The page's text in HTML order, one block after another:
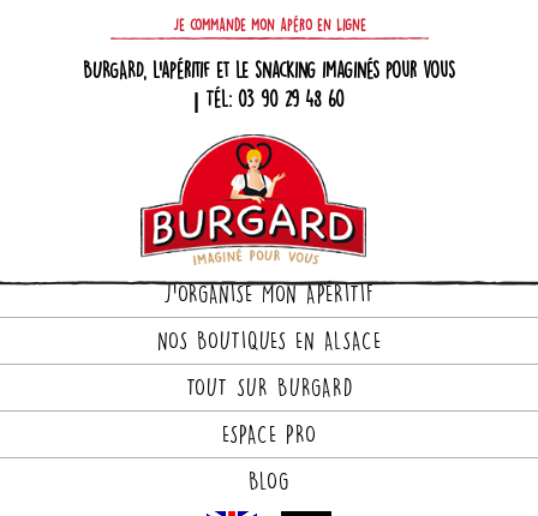
Je commande mon apéro en ligne
BURGARD, l'apéritif et le snacking imaginés pour vous
| Tél: 03 90 29 48 60
J'ORGANISE MON APÉRITIF
NOS BOUTIQUES EN ALSACE
TOUT SUR BURGARD
ESPACE PRO
BLOG
LE SPÉCIALISTE DES PRODUITS
TRAITEUR APÉRITIF ET
SNACKING DEPUIS 1935 !